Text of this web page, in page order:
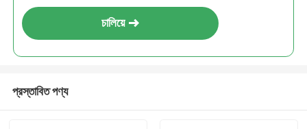
চালিয়ে
প্রস্তাবিত পণ্য